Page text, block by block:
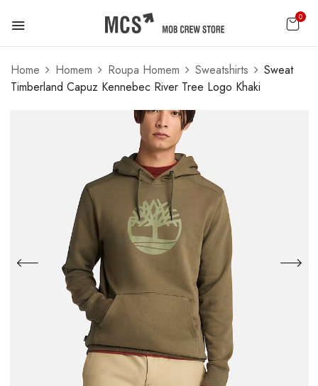
0
Home Homem Roupa Homem Sweatshirts
Sweat
Timberland Capuz Kennebec River Tree Logo Khaki